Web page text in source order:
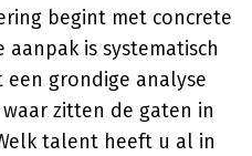
begint met concrete
aanpak is systematisch
een grondige analyse
zitten de gaten in
talent heeft u al in